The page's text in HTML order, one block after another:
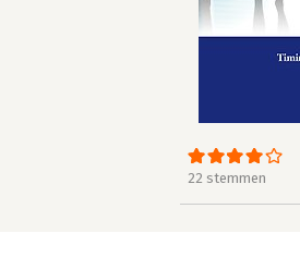
22 stemmen